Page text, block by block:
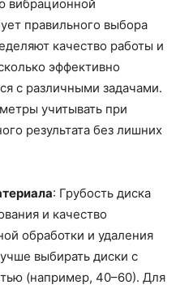
вибрационной
правильного выбора
качество работы и
эффективно
с различными задачами.
учитывать при
результата без лишних
: Грубость диска
и качество
обработки и удаления
выбирать диски с
(например, 40–60). Для